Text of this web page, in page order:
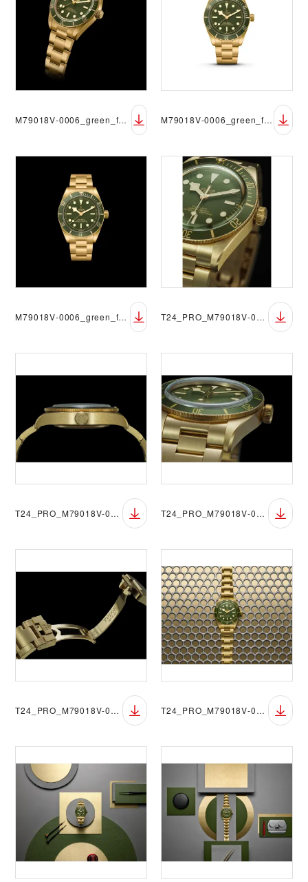
M79018V-0006_green_full_single_DET_sRGB_black M79018V-0006_green_full_single_FF_RVB
M79018V-0006_green_full_single_FF_RVB_black T24_PRO_M79018V-0006_015
T24_PRO_M79018V-0006_016 T24_PRO_M79018V-0006_014
T24_PRO_M79018V-0006_017 T24_PRO_M79018V-0006_076